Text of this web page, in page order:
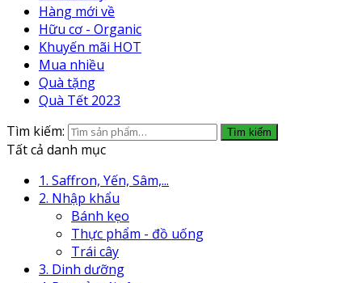
Hàng mới về
Hữu cơ - Organic
Khuyến mãi HOT
Mua nhiều
Quà tặng
Quà Tết 2023
Tìm kiếm:
Tìm kiếm
Tất cả danh mục
1. Saffron, Yến, Sâm,...
2. Nhập khẩu
Bánh kẹo
Thực phẩm - đồ uống
Trái cây
3. Dinh dưỡng